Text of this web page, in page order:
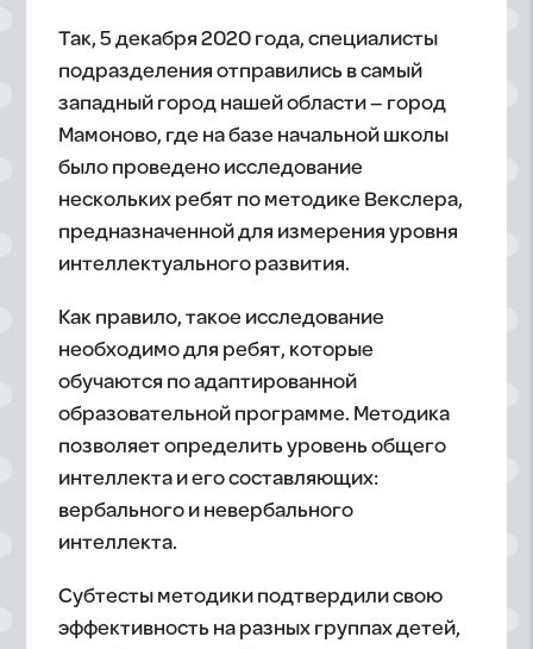
Так, 5 декабря 2020 года, специалисты
подразделения отправились в самый
западный город нашей области – город
Мамоново, где на базе начальной школы
было проведено исследование
нескольких ребят по методике Векслера,
предназначенной для измерения уровня
интеллектуального развития.
Как правило, такое исследование
необходимо для ребят, которые
обучаются по адаптированной
образовательной программе. Методика
позволяет определить уровень общего
интеллекта и его составляющих:
вербального и невербального
интеллекта.
Субтесты методики подтвердили свою
эффективность на разных группах детей,